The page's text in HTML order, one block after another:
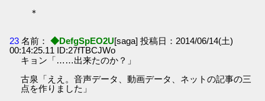
＊
23 名前： ◆DefgSpEO2U[saga] 投稿日：2014/06/14(土)
00:14:25.11 ID:27fTBCJWo
キョン「……出来たのか？」
古泉「ええ。音声データ、動画データ、ネットの記事の三
点を作りました」